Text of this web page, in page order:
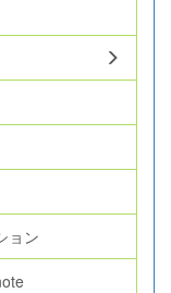
ョン